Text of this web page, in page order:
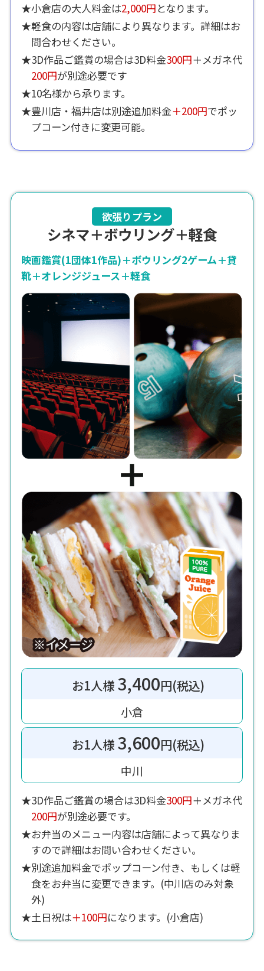
★小倉店の大人料金は2,000円となります。
★軽食の内容は店舗により異なります。詳細はお
問合わせください。
★3D作品ご鑑賞の場合は3D料金300円＋メガネ代
200円が別途必要です
★10名様から承ります。
★豊川店・福井店は別途追加料金＋200円でポッ
プコーン付きに変更可能。
欲張りプラン
シネマ＋ボウリング＋軽食
映画鑑賞(1団体1作品)＋ボウリング2ゲーム＋貸
靴＋オレンジジュース＋軽食
お1人様 3,400円(税込)
小倉
お1人様 3,600円(税込)
中川
★3D作品ご鑑賞の場合は3D料金300円＋メガネ代
200円が別途必要です。
★お弁当のメニュー内容は店舗によって異なりま
すので詳細はお問い合わせください。
★別途追加料金でポップコーン付き、もしくは軽
食をお弁当に変更できます。(中川店のみ対象
外)
★土日祝は＋100円になります。(小倉店)